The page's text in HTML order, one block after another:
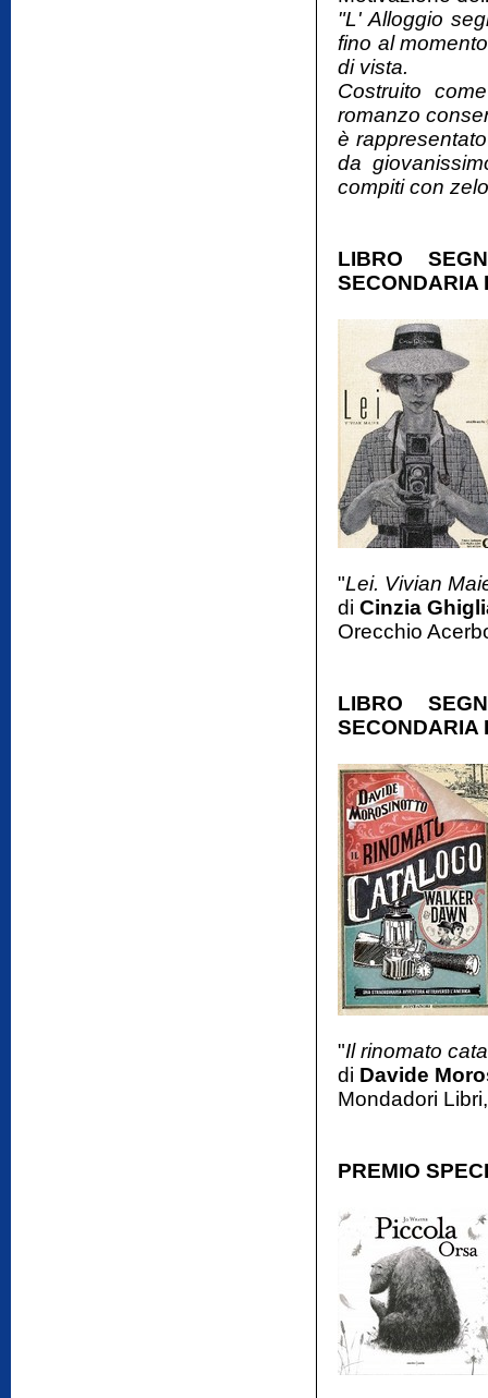
"L' Alloggio
fino al
di vista.
Costruito
romanzo
è
da
compiti con
LIBRO
SECONDARIA
"Lei. Vivian
di Cinzia
Orecchio
LIBRO
SECONDARIA
"Il rinomato
di Davide
Mondadori
PREMIO